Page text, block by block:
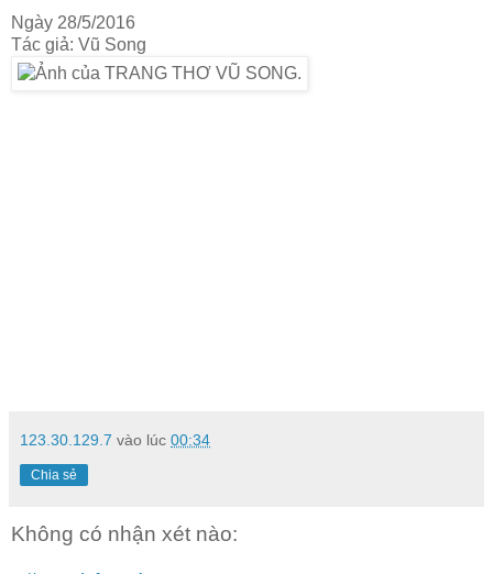
Ngày 28/5/2016
Tác giả: Vũ Song
123.30.129.7 vào lúc 00:34
Chia sẻ
Không có nhận xét nào: